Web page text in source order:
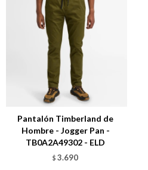
Pantalón Timberland de
Hombre - Jogger Pan -
TB0A2A49302 - ELD
$ 3.690